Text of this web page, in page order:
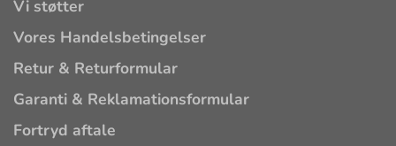
Vi støtter
Vores Handelsbetingelser
Retur & Returformular
Garanti & Reklamationsformular
Fortryd aftale